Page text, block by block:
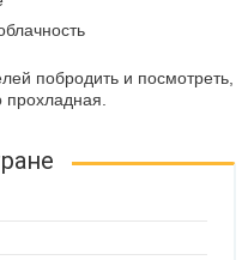
побродить и посмотреть,
прохладная.